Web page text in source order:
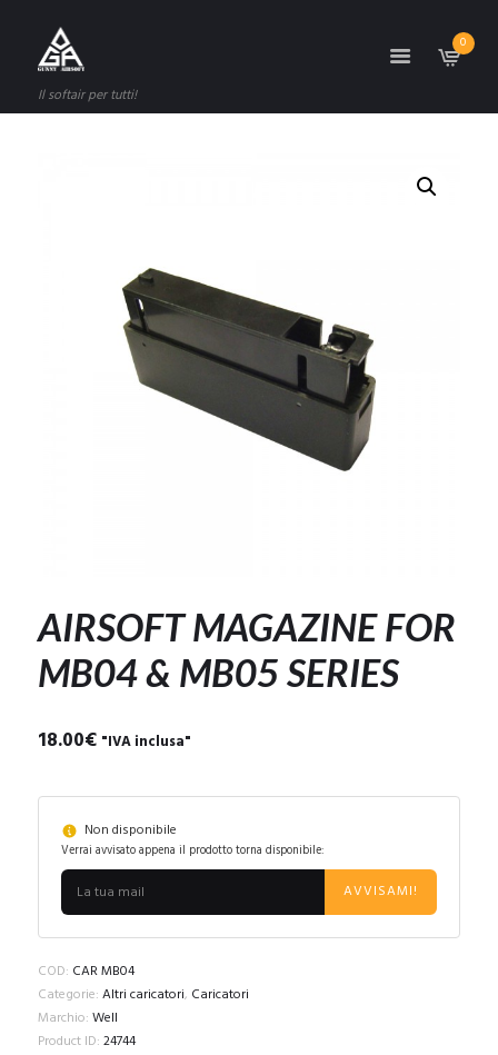
Il softair per tutti!
0
AIRSOFT MAGAZINE FOR
MB04 & MB05 SERIES
18.00€ "IVA inclusa"
Non disponibile
Verrai avvisato appena il prodotto torna disponibile:
AVVISAMI!
COD: CAR MB04
Categorie: Altri caricatori, Caricatori
Marchio: Well
Product ID: 24744